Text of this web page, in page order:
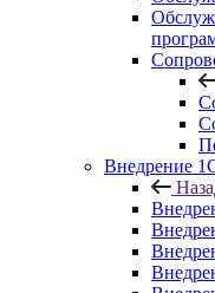
Внедрение